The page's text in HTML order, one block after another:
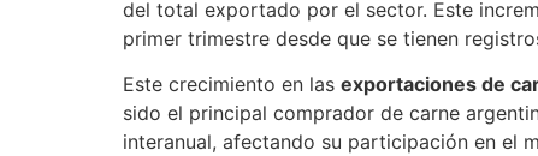
del total exportado por el sector. Este
primer trimestre desde que se tienen
Este crecimiento en las exportaciones de
sido el principal comprador de carne
interanual, afectando su participación en el